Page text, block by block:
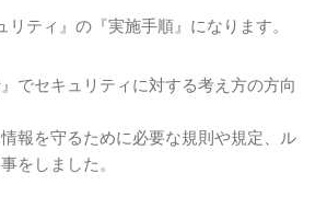
ティ』の『実施手順』になります。
でセキュリティに対する考え方の方向
情報を守るために必要な規則や規定、ル
をしました。